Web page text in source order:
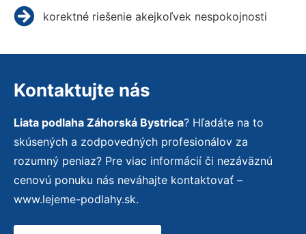
korektné riešenie akejkoľvek nespokojnosti
Kontaktujte nás
Liata podlaha Záhorská Bystrica? Hľadáte na to
skúsených a zodpovedných profesionálov za
rozumný peniaz? Pre viac informácií či nezáväznú
cenovú ponuku nás neváhajte kontaktovať –
www.lejeme-podlahy.sk.